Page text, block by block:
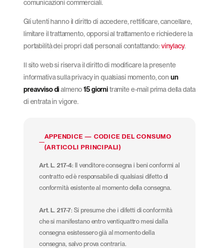
comunicazioni commerciali.
Gli utenti hanno il diritto di accedere, rettificare, cancellare,
limitare il trattamento, opporsi al trattamento e richiedere la
portabilità dei propri dati personali contattando:vinylacy.
Il sito web si riserva il diritto di modificare la presente
informativa sulla privacy in qualsiasi momento, con un
preavviso dialmeno15 giornitramite e-mail prima della data
di entrata in vigore.
APPENDICE — CODICE DEL CONSUMO
(ARTICOLI PRINCIPALI)
Art. L. 217-4: Il venditore consegna i beni conformi al
contratto ed è responsabile di qualsiasi difetto di
conformità esistente al momento della consegna.
Art. L. 217-7: Si presume che i difetti di conformità
che si manifestano entro ventiquattro mesi dalla
consegna esistessero già al momento della
consegna, salvo prova contraria.